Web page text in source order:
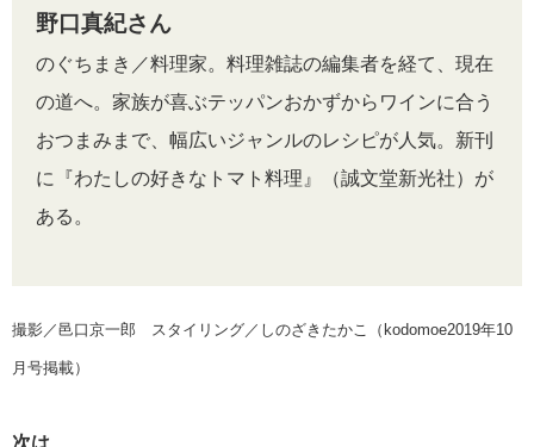
野口真紀さん
のぐちまき／料理家。料理雑誌の編集者を経て、現在
の道へ。家族が喜ぶテッパンおかずからワインに合う
おつまみまで、幅広いジャンルのレシピが人気。新刊
に『わたしの好きなトマト料理』（誠文堂新光社）が
ある。
撮影／邑口京一郎 スタイリング／しのざきたかこ（kodomoe2019年10
月号掲載）
次は、